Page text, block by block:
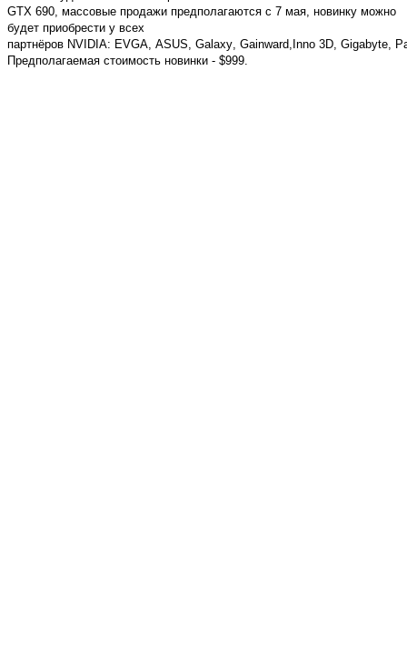
GTX 690, массовые продажи предполагаются с 7 мая, новинку можно
будет приобрести у всех
партнёров NVIDIA: EVGA ASUS Galaxy Gainward Inno 3D Gigabyte
Предполагаемая стоимость новинки - $999.